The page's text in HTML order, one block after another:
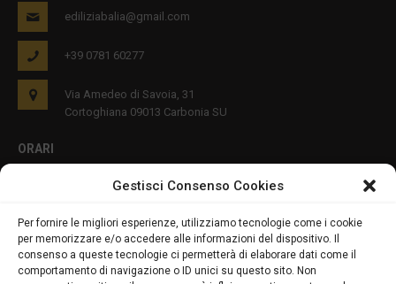
Gestisci Consenso Cookies
Per fornire le migliori esperienze, utilizziamo tecnologie come i cookie
per memorizzare e/o accedere alle informazioni del dispositivo. Il
consenso a queste tecnologie ci permetterà di elaborare dati come il
comportamento di navigazione o ID unici su questo sito. Non
ediliziabalia@gmail.com
+39 0781 60277
Via Amedeo di Savoia, 31
Cortoghiana 09013 Carbonia SU
ORARI
PRIVACY E COOKIES